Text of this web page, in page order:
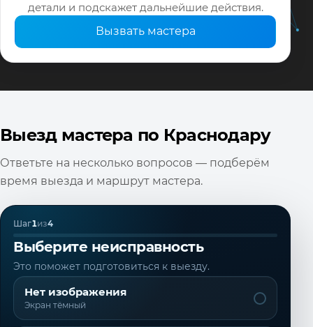
детали и подскажет дальнейшие действия.
Вызвать мастера
Выезд мастера по Краснодару
Ответьте на несколько вопросов — подберём
время выезда и маршрут мастера.
Шаг1из4
Выберите неисправность
Это поможет подготовиться к выезду.
Нет изображения
Экран тёмный